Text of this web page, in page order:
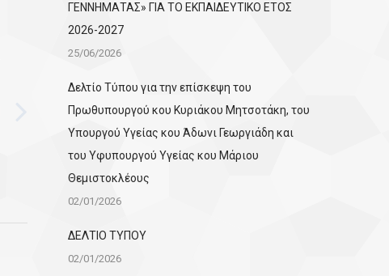
ΓΕΝΝΗΜΑΤΑΣ» ΓΙΑ ΤΟ ΕΚΠΑΙΔΕΥΤΙΚΟ ΕΤΟΣ
2026-2027
25/06/2026
Δελτίο Τύπου για την επίσκεψη του
Πρωθυπουργού κου Κυριάκου Μητσοτάκη, του
Υπουργού Υγείας κου Άδωνι Γεωργιάδη και
του Υφυπουργού Υγείας κου Μάριου
Θεμιστοκλέους
02/01/2026
ΔΕΛΤΙΟ ΤΥΠΟΥ
02/01/2026